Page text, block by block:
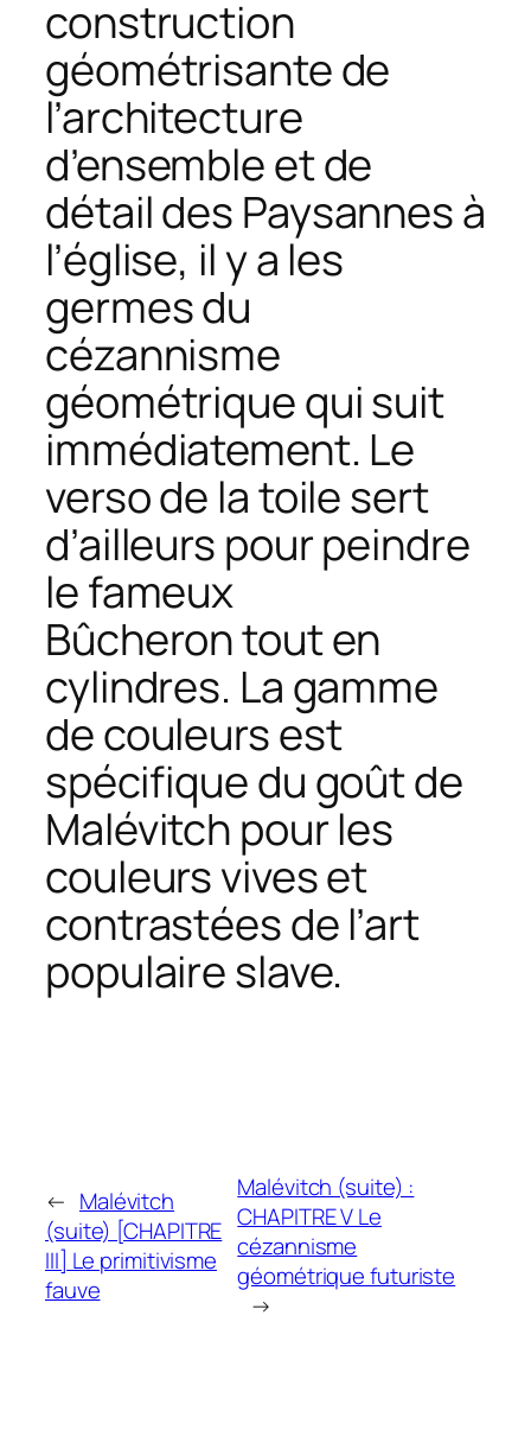
construction
géométrisante de
l’architecture
d’ensemble et de
détail des Paysannes à
l’église, il y a les
germes du
cézannisme
géométrique qui suit
immédiatement. Le
verso de la toile sert
d’ailleurs pour peindre
le fameux
Bûcherontout en
cylindres. La gamme
de couleurs est
spécifique du goût de
Malévitch pour les
couleurs vives et
contrastées de l’art
populaire slave.
← Malévitch
(suite) [CHAPITRE
III] Le primitivisme
fauve
Malévitch (suite) :
CHAPITRE V Le
cézannisme
géométrique futuriste
→